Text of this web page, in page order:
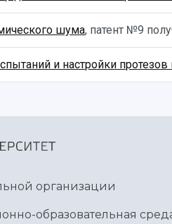
шума, патент №9
и настройки
организации
образовательная